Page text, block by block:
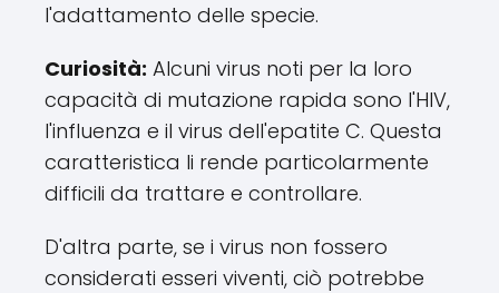
l'adattamento delle specie.
Curiosità: Alcuni virus noti per la loro
capacità di mutazione rapida sono l'HIV,
l'influenza e il virus dell'epatite C. Questa
caratteristica li rende particolarmente
difficili da trattare e controllare.
D'altra parte, se i virus non fossero
considerati esseri viventi, ciò potrebbe